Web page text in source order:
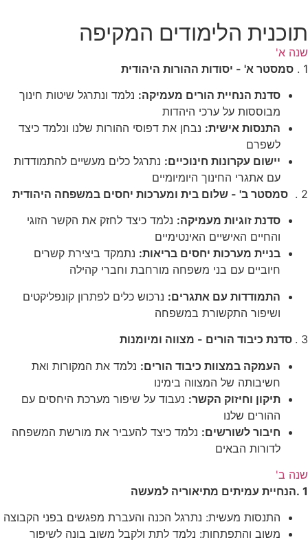
תוכנית הלימודים המקיפה
שנה א'
1 .
סמסטר א' - יסודות ההורות היהודית
סדנת הנחיית הורים מעמיקה: נלמד ונתרגל שיטות חינוך
מבוססות על ערכי היהדות
התנסות אישית: נבחן את דפוסי ההורות שלנו ונלמד כיצד
לשפרם
יישום עקרונות חינוכיים: נתרגל כלים מעשיים להתמודדות
עם אתגרי החינוך היומיומיים
2 .
סמסטר ב' - שלום בית ומערכות יחסים במשפחה היהודית
סדנת זוגיות מעמיקה: נלמד כיצד לחזק את הקשר הזוגי
והחיים האישיים האינטימיים
בניית מערכות יחסים בריאות: נתמקד ביצירת קשרים
חיוביים עם בני משפחה מורחבת וחברי קהילה
התמודדות עם אתגרים: נרכוש כלים לפתרון קונפליקטים
ושיפור התקשורת במשפחה
3 .
סדנת כיבוד הורים - מצווה ומיומנות
העמקה במצוות כיבוד הורים: נלמד את המקורות ואת
חשיבותה של המצווה בימינו
תיקון וחיזוק הקשר: נעבוד על שיפור מערכת היחסים עם
ההורים שלנו
חיבור לשורשים: נלמד כיצד להעביר את מורשת המשפחה
לדורות הבאים
שנה ב'
1 .הנחיית עמיתים מתיאוריה למעשה
התנסות מעשית: נתרגל הכנה והעברת מפגשים בפני הקבוצה
משוב והתפתחות: נלמד לתת ולקבל משוב בונה לשיפור